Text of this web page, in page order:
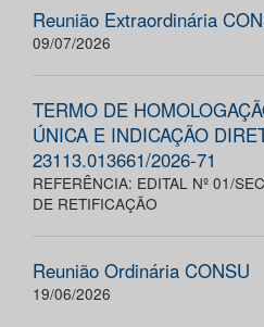
Reunião Extraordinária
09/07/2026
TERMO DE
ÚNICA E INDICAÇÃO
23113.013661/2026-71
REFERÊNCIA: EDITAL Nº 01/
DE RETIFICAÇÃO
Reunião Ordinária CONSU
19/06/2026